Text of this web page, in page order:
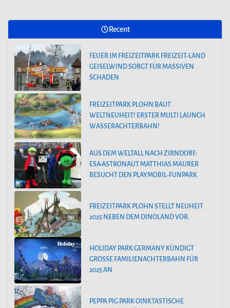
Recent
FEUER IM FREIZEITPARK FREIZEIT-LAND
GEISELWIND SORGT FÜR MASSIVEN
SCHADEN
FREIZEITPARK PLOHN BAUT
WELTNEUHEIT! ERSTER MULTI LAUNCH
WASSERACHTERBAHN!
AUS DEM WELTALL NACH ZIRNDORF:
ESA-ASTRONAUT MATTHIAS MAURER
BESUCHT DEN PLAYMOBIL-FUNPARK
FREIZEITPARK PLOHN STELLT NEUHEIT
2025 NEBEN DEM DINOLAND VOR.
HOLIDAY PARK GERMANY KÜNDIGT
GROSSE FAMILIENACHTERBAHN FÜR 2
025 AN
PEPPA PIG PARK OINKTASTISCHE